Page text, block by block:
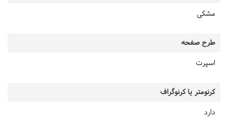
مشکی
طرح صفحه
اسپرت
کرنومتر یا کرنوگراف
دارد